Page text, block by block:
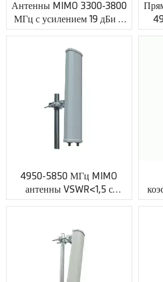
Антенны MIMO 3300-3800
МГц с усилением 19 дБи и
разъемом SMA XMR-
AC0050
4950-5850 МГц MIMO
антенны VSWR<1,5 с
разъемом N XMR-AC0052
20